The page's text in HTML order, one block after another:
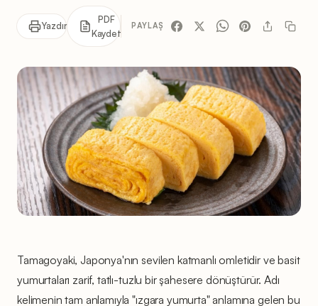
Yazdır
PDF
Kaydet
PAYLAŞ
Tamagoyaki, Japonya'nın sevilen katmanlı omletidir ve basit
yumurtaları zarif, tatlı-tuzlu bir şahesere dönüştürür. Adı
kelimenin tam anlamıyla "ızgara yumurta" anlamına gelen bu